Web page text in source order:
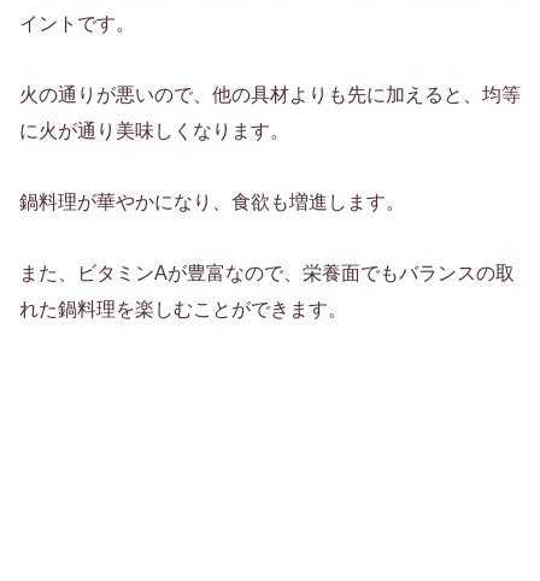
イントです。
火の通りが悪いので、他の具材よりも先に加えると、均等
に火が通り美味しくなります。
鍋料理が華やかになり、食欲も増進します。
また、ビタミンAが豊富なので、栄養面でもバランスの取
れた鍋料理を楽しむことができます。